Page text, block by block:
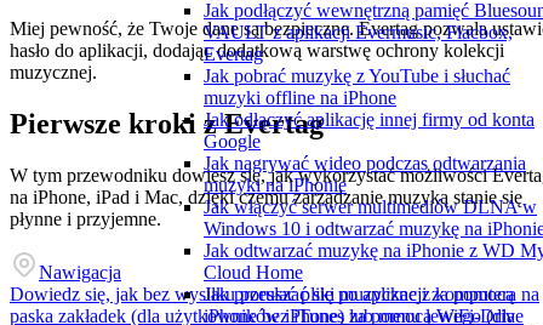
Jak podłączyć wewnętrzną pamięć
VAULT z aplikacji Evermusic, Flacbox,
Evertag
Jak pobrać muzykę z YouTube i słuchać
muzyki offline na iPhone
Jak odłączyć aplikację innej firmy od konta
Google
Jak nagrywać wideo podczas odtwarzania
muzyki na iPhonie
Jak włączyć serwer multimediów DLNA w
Windows 10 i odtwarzać muzykę na
Jak odtwarzać muzykę na iPhonie z WD
Cloud Home
Jak przesłać pliki muzyczne z komputera na
iPhone bez iTunes za pomocą WiFi-Drive
Miej pewność, że Twoje dane są bezpieczne. Evertag pozwala
hasło do aplikacji, dodając dodatkową warstwę ochrony kolekcji
muzycznej.
Pierwsze kroki z Evertag
W tym przewodniku dowiesz się, jak wykorzystać możliwości
na iPhone, iPad i Mac, dzięki czemu zarządzanie muzyką stanie się
płynne i przyjemne.
Nawigacja
Dowiedz się, jak bez wysiłku poruszać się po aplikacji za pomocą
paska zakładek (dla użytkowników iPhone) lub menu lewego (dla